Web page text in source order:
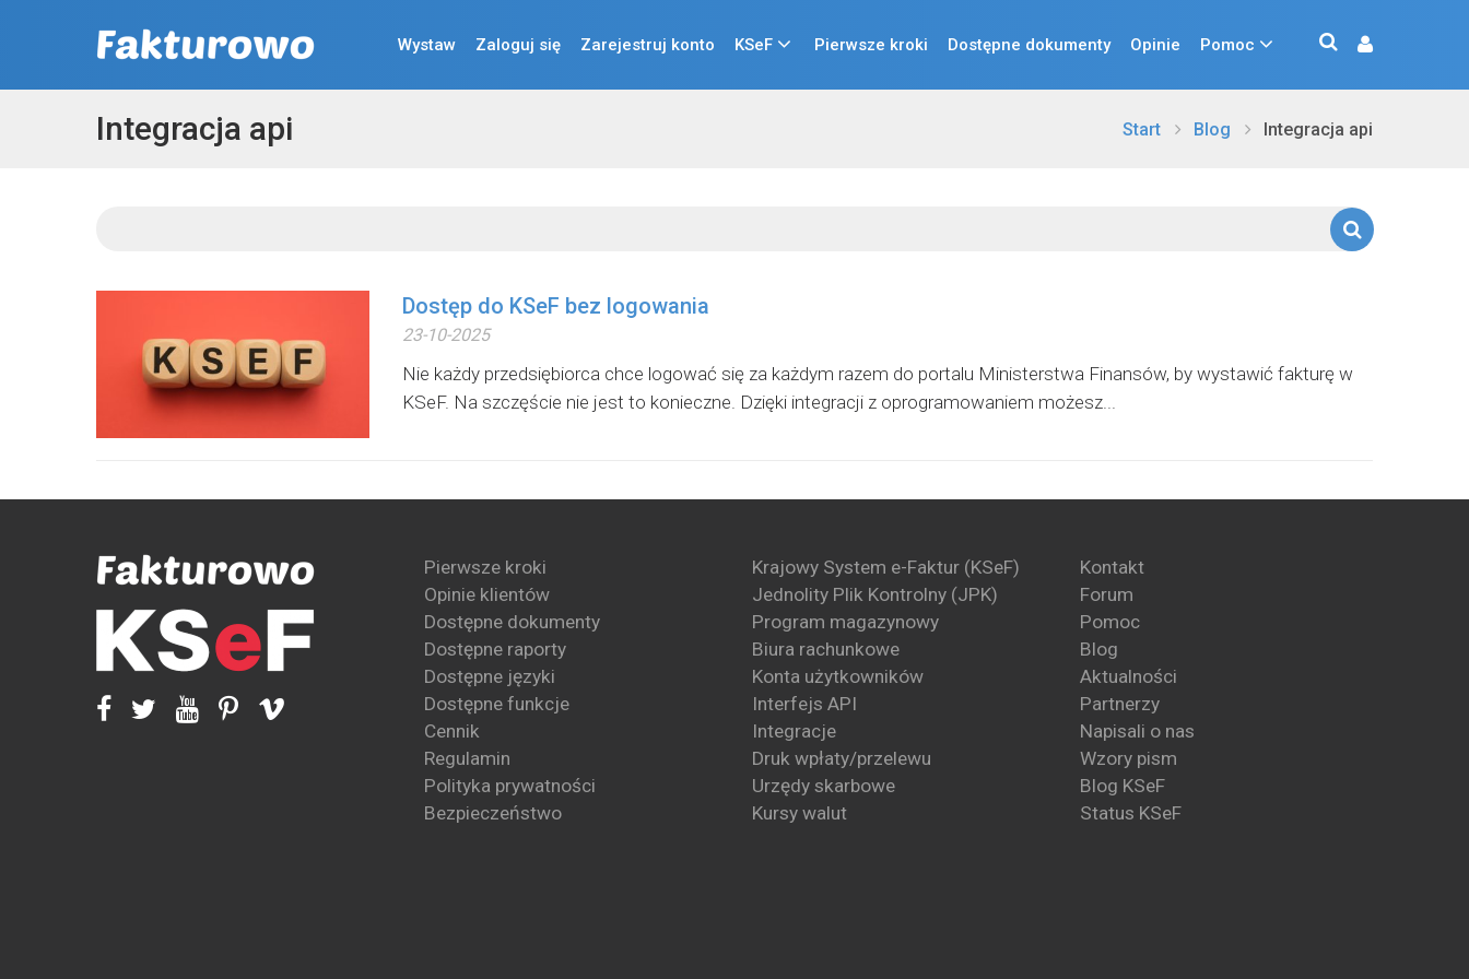
Wystaw Zaloguj się Zarejestruj konto KSeF Pierwsze kroki Dostępne dokumenty Opinie Pomoc
Integracja api Start Blog Integracja api
Dostęp do KSeF bez logowania
23-10-2025
Nie każdy przedsiębiorca chce logować się za każdym razem do portalu Ministerstwa Finansów, by wystawić fakturę w
KSeF. Na szczęście nie jest to konieczne. Dzięki integracji z oprogramowaniem możesz...
Pierwsze kroki
Opinie klientów
Dostępne dokumenty
Dostępne raporty
Dostępne języki
Dostępne funkcje
Cennik
Regulamin
Polityka prywatności
Bezpieczeństwo
Krajowy System e-Faktur (KSeF)
Jednolity Plik Kontrolny (JPK)
Program magazynowy
Biura rachunkowe
Konta użytkowników
Interfejs API
Integracje
Druk wpłaty/przelewu
Urzędy skarbowe
Kursy walut
Kontakt
Forum
Pomoc
Blog
Aktualności
Partnerzy
Napisali o nas
Wzory pism
Blog KSeF
Status KSeF